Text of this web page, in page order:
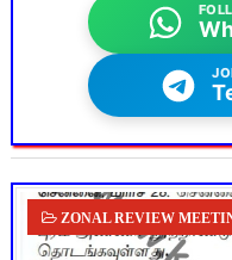
ZONAL REVIEW